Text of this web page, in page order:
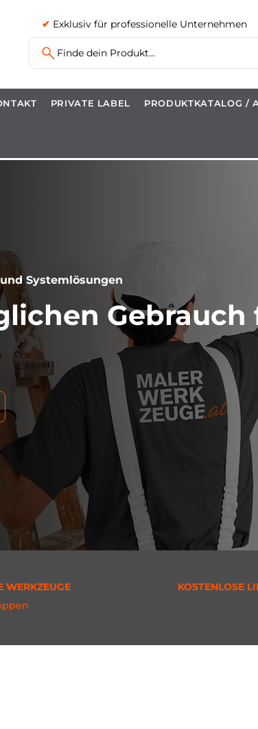
✔ Exklusiv für professionelle Unternehmen
Finde dein Produkt...
PRIVATE LABEL PRODUKTKATALOG /
Systemlösungen
Gebrauch
WERKZEUGE
KOSTENLOSE